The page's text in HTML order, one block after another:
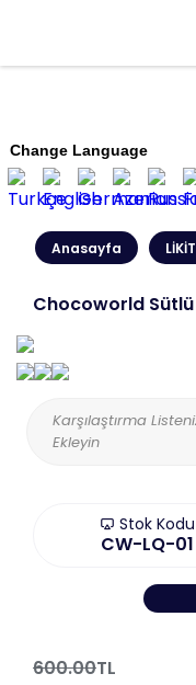
Change Language
Anasayfa
Chocoworld
Karşılaştırma
Ekleyin
Stok Kodu
CW-LQ-01
600.00TL